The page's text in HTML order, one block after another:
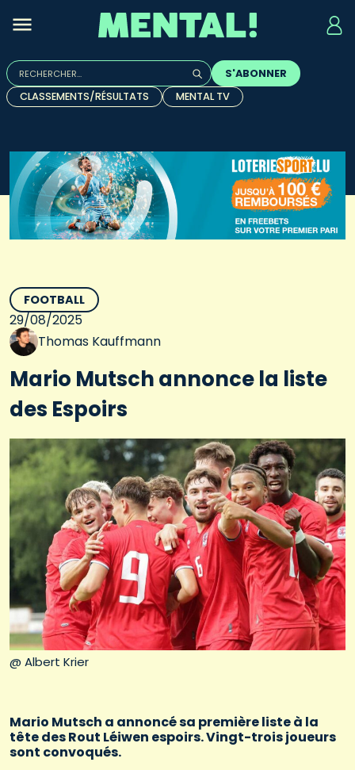
Rechercher :
Quand les résultats de l'auto-complétion sont
S'ABONNER
CLASSEMENTS/RÉSULTATS
MENTAL TV
@ Albert Krier
FOOTBALL
29/08/2025
Thomas Kauffmann
Mario Mutsch annonce la liste
des Espoirs
Mario Mutsch a annoncé sa première liste à la
tête des Rout Léiwen espoirs. Vingt-trois joueurs
sont convoqués.